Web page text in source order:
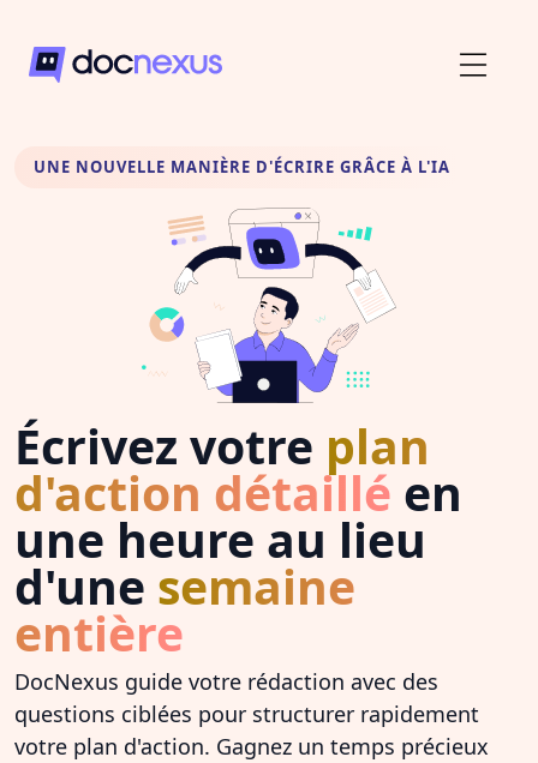
UNE NOUVELLE MANIÈRE D'ÉCRIRE GRÂCE À L'IA
Écrivez votre plan
d'action détaillé en
une heure au lieu
d'une semaine
entière
DocNexus guide votre rédaction avec des
questions ciblées pour structurer rapidement
votre plan d'action. Gagnez un temps précieux